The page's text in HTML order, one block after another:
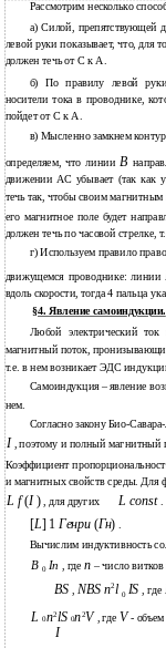
L const.
Рассмотрим несколько
а) Силой, препятствующей
левой руки показывает, что, для
должен течь от С к А.
б) По правилу левой
носители тока в проводнике,
пойдет от С к А.
в) Мысленно замкнем
определяем, что линии B
движении АС убывает (так как
течь так, чтобы своим магнитным
его магнитное поле будет
должен течь по часовой стрелке,
г) Используем правило
движущемся проводнике: линии
вдоль скорости, тогда 4 пальца
§4. Явление самоиндукции.
Любой электрический ток
магнитный поток,
т.е. в нем возникает ЭДС
Самоиндукция – явление
нем.
Согласно закону Био-
I, поэтому и полный магнитный
Коэффициент
и магнитных свойств среды. Для
L f(I ), для других
[L] 1 Генри(Гн)
Вычислим индуктивность
B0 In , где n– число
BS , NBS n2l0 IS, где
L0n2lS 0n2V , где V- объем
I